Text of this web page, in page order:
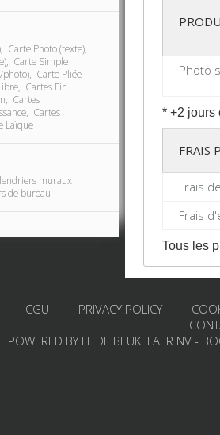
Carte Photo (texte),
Carte Simple
Carte Pliée
Cartes Fin
Cartes
Cartes
Laïque
muraux
de bureau
Photo
* +2 jours
FRAIS
Frais
Frais
Tous les
CGU PRIVACY POLICY
POWERED BY H. DE BEUKELAER NV -